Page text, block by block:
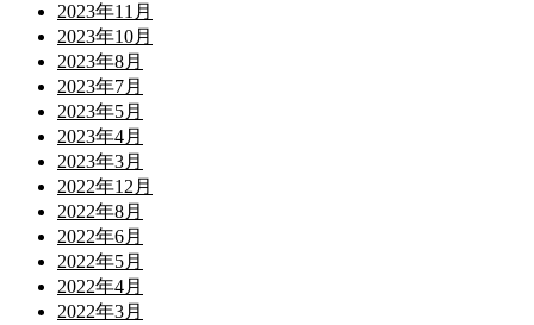
2023年11月
2023年10月
2023年8月
2023年7月
2023年5月
2023年4月
2023年3月
2022年12月
2022年8月
2022年6月
2022年5月
2022年4月
2022年3月